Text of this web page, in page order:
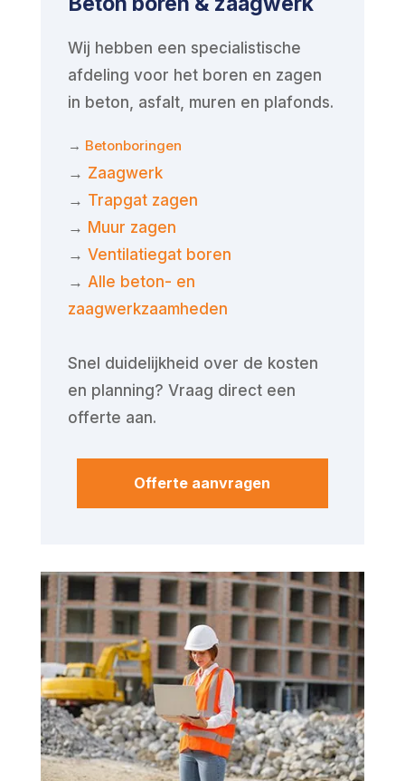
Wij hebben een specialistische
afdeling voor het boren en zagen
in beton, asfalt, muren en plafonds.
→ Betonboringen
→ Zaagwerk
→ Trapgat zagen
→ Muur zagen
→ Ventilatiegat boren
→ Alle beton- en
zaagwerkzaamheden
Snel duidelijkheid over de kosten
en planning? Vraag direct een
offerte aan.
Offerte aanvragen